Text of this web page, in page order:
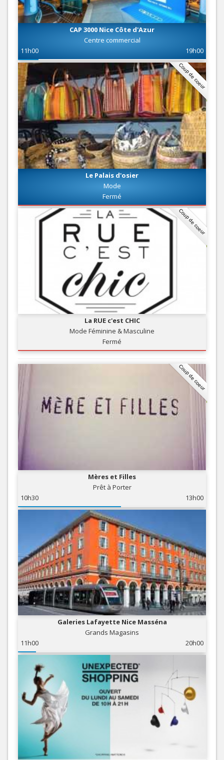
CAP 3000 Nice Côte d'Azur
Centre commercial
11h00
19h00
Coup de coeur
Le Palais d'osier
Mode
Fermé
Coup de coeur
La RUE c'est CHIC
Mode Féminine & Masculine
Fermé
Coup de coeur
Mères et Filles
Prêt à Porter
10h30
13h00
Galeries Lafayette Nice Masséna
Grands Magasins
11h00
20h00